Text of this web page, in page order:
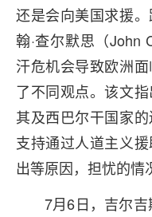
还是会向美国求援
翰·查尔默思（John
汗危机会导致欧洲
了不同观点。该文
其及西巴尔干国家
支持通过人道主义
出等原因，担忧的情
7月6日，吉尔